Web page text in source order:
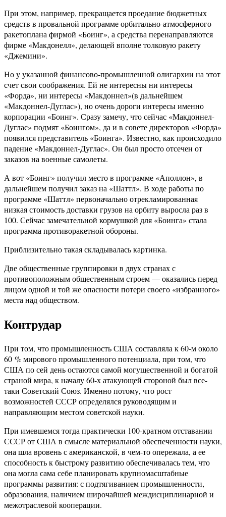
При этом, например, прекращается проедание бюджетных
средств в провальной программе орбитально-атмосферного
ракетоплана фирмой «Боинг», а средства перенаправляются
фирме «Макдонелл», делающей вполне толковую ракету
«Джемини».
Но у указанной финансово-промышленной олигархии на этот
счет свои соображения. Ей не интересны ни интересы
«Форда», ни интересы «Макдоннел»(в дальнейшем
«Макдоннел-Дуглас»), но очень дороги интересы именно
корпорации «Боинг». Сразу замечу, что сейчас «Макдоннел-
Дуглас» подмят «Боингом», да и в совете директоров «Форда»
появился представитель «Боинга». Известно, как происходило
падение «Макдоннел-Дуглас». Он был просто отсечен от
заказов на военные самолеты.
А вот «Боинг» получил место в программе «Аполлон», в
дальнейшем получил заказ на «Шаттл». В ходе работы по
программе «Шаттл» первоначально отрекламированная
низкая стоимость доставки грузов на орбиту выросла раз в
100. Сейчас замечательной кормушкой для «Боинга» стала
программа противоракетной обороны.
Приблизительно такая складывалась картинка.
Две общественные группировки в двух странах с
противоположным общественным строем — оказались перед
лицом одной и той же опасности потери своего «избранного»
места над обществом.
Контрудар
При том, что промышленность США составляла к 60-м около
60 % мирового промышленного потенциала, при том, что
США по сей день остаются самой могущественной и богатой
страной мира, к началу 60-х атакующей стороной был все-
таки Советский Союз. Именно потому, что рост
возможностей СССР определялся руководящим и
направляющим местом советской науки.
При имевшемся тогда практически 100-кратном отставании
СССР от США в смысле материальной обеспеченности науки,
она шла вровень с американской, в чем-то опережала, а ее
способность к быстрому развитию обеспечивалась тем, что
она могла сама себе планировать крупномасштабные
программы развития: с подтягиванием промышленности,
образования, наличием широчайшей междисциплинарной и
межотраслевой кооперации.